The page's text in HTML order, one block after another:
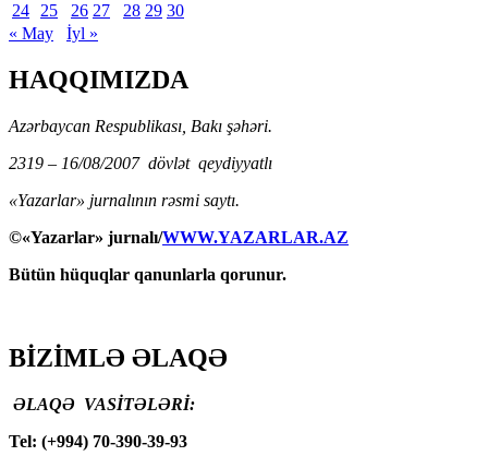
24
25 26 27 28 29 30
« May
İyl »
HAQQIMIZDA
Azərbaycan Respublikası, Bakı şəhəri.
2319 – 16/08/2007 dövlət qeydiyyatlı
«Yazarlar» jurnalının rəsmi saytı.
©«Yazarlar» jurnalı/WWW.YAZARLAR.AZ
Bütün hüquqlar qanunlarla qorunur.
BİZİMLƏ ƏLAQƏ
ƏLAQƏ VASİTƏLƏRİ:
Tel: (+994) 70-390-39-93